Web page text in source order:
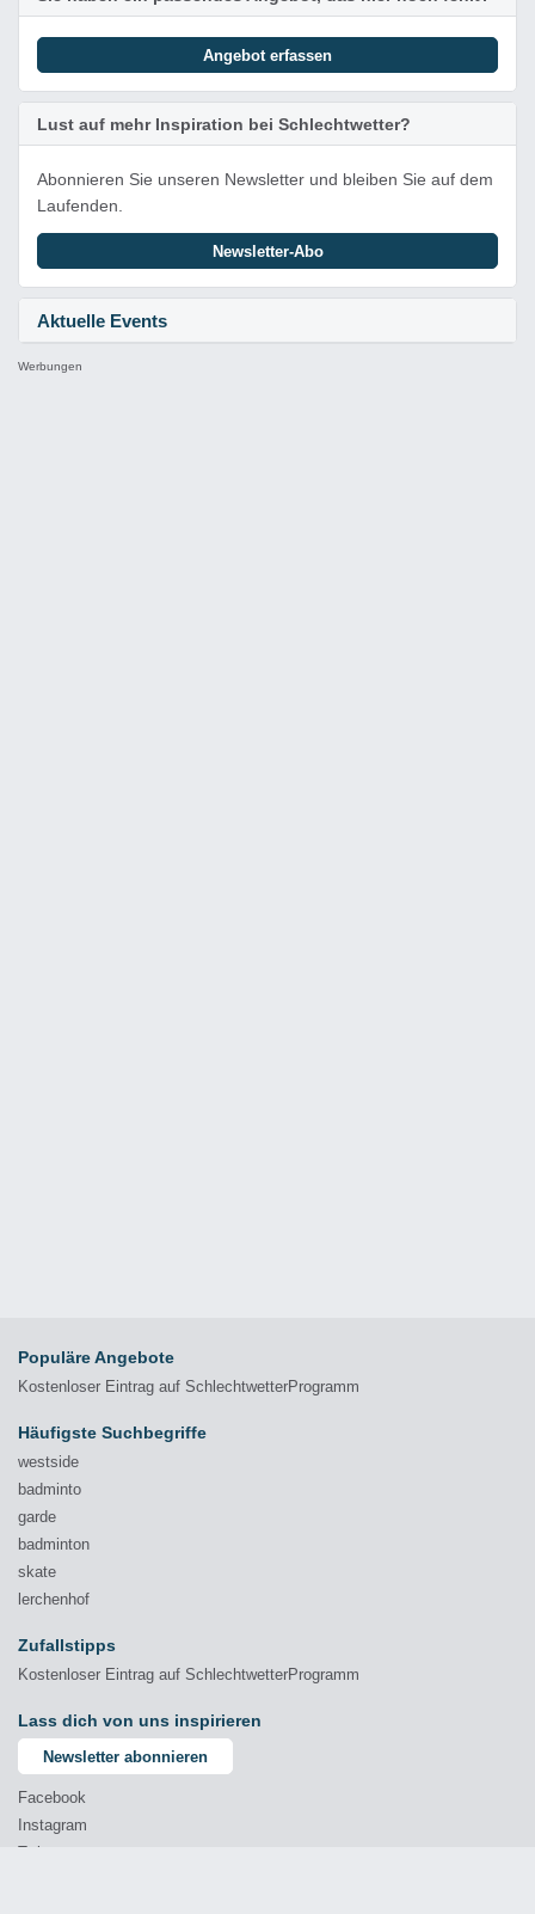
Aktuelle Events
Angebot erfassen
Lust auf mehr Inspiration bei Schlechtwetter?
Abonnieren Sie unseren Newsletter und bleiben Sie auf dem
Laufenden.
Newsletter-Abo
Werbungen
Populäre Angebote
Kostenloser Eintrag auf SchlechtwetterProgramm
Häufigste Suchbegriffe
westside
badminto
garde
badminton
skate
lerchenhof
Zufallstipps
Kostenloser Eintrag auf SchlechtwetterProgramm
Lass dich von uns inspirieren
Newsletter abonnieren
Facebook
Instagram
Twitter